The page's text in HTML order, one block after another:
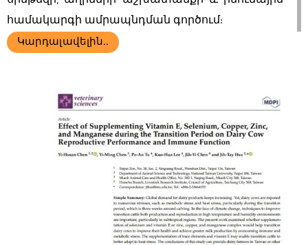
համակարգի ամրապնդման գործում:
Կարդալ ավելին..